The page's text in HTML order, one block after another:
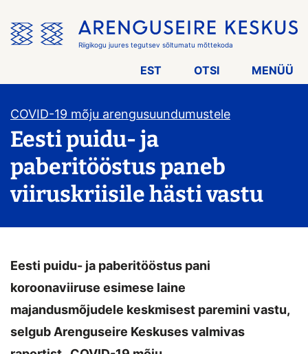
menüü
vahele
Riigikogu juures tegutsev sõltumatu mõttekoda
EST OTSI MENÜÜ
COVID-19 mõju arengusuundumustele
Eesti puidu- ja
paberitööstus paneb
viiruskriisile hästi vastu
Eesti puidu- ja paberitööstus pani
koroonaviiruse esimese laine
majandusmõjudele keskmisest paremini vastu,
selgub Arenguseire Keskuses valmivas